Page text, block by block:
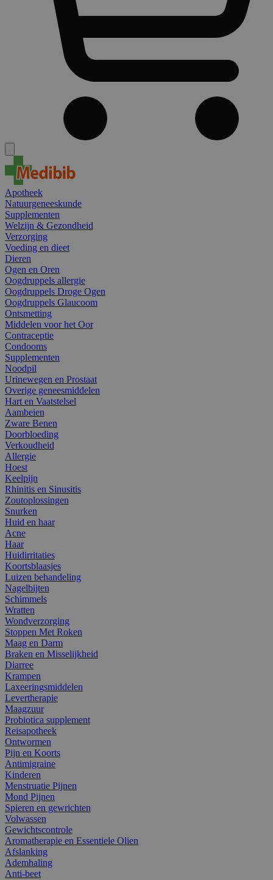
Apotheek
Natuurgeneeskunde
Supplementen
Welzijn & Gezondheid
Verzorging
Voeding en dieet
Dieren
Ogen en Oren
Oogdruppels allergie
Oogdruppels Droge Ogen
Oogdruppels Glaucoom
Ontsmetting
Middelen voor het Oor
Contraceptie
Condooms
Supplementen
Noodpil
Urinewegen en Prostaat
Overige geneesmiddelen
Hart en Vaatstelsel
Aambeien
Zware Benen
Doorbloeding
Verkoudheid
Allergie
Hoest
Keelpijn
Rhinitis en Sinusitis
Zoutoplossingen
Snurken
Huid en haar
Acne
Haar
Huidirritaties
Koortsblaasjes
Luizen behandeling
Nagelbijten
Schimmels
Wratten
Wondverzorging
Stoppen Met Roken
Maag en Darm
Braken en Misselijkheid
Diarree
Krampen
Laxeeringsmiddelen
Levertherapie
Maagzuur
Probiotica supplement
Reisapotheek
Ontwormen
Pijn en Koorts
Antimigraine
Kinderen
Menstruatie Pijnen
Mond Pijnen
Spieren en gewrichten
Volwassen
Gewichtscontrole
Aromatherapie en Essentiele Olien
Afslanking
Ademhaling
Anti-beet